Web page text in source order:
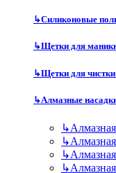
↳Силиконовые
↳Щетки для
↳Щетки для
↳Алмазные
↳
↳
↳
↳